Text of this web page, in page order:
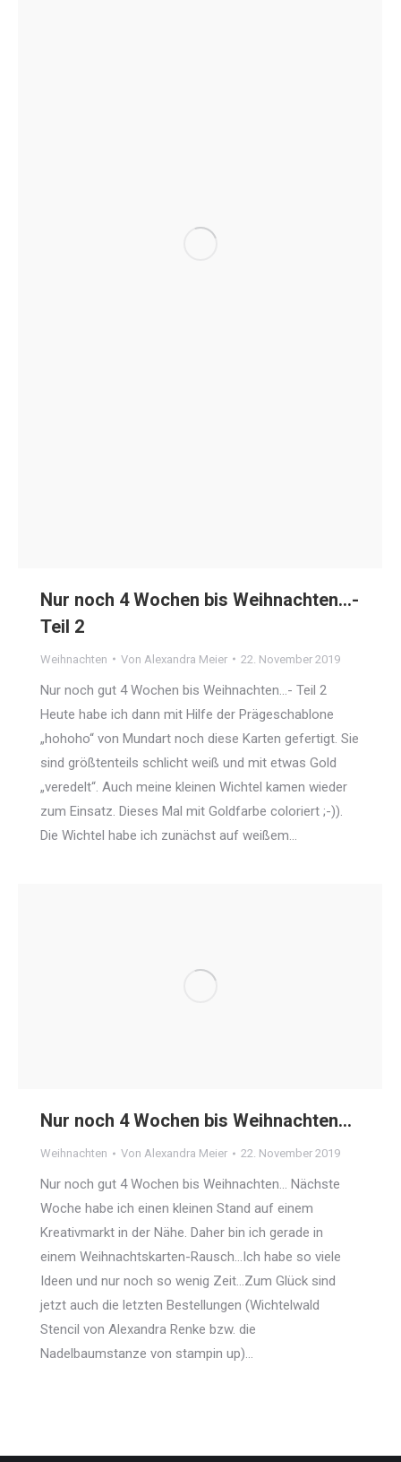
Nur noch 4 Wochen bis Weihnachten…-
Teil 2
Weihnachten Von Alexandra Meier 22. November 2019
Nur noch gut 4 Wochen bis Weihnachten…- Teil 2
Heute habe ich dann mit Hilfe der Prägeschablone
„hohoho“ von Mundart noch diese Karten gefertigt. Sie
sind größtenteils schlicht weiß und mit etwas Gold
„veredelt“. Auch meine kleinen Wichtel kamen wieder
zum Einsatz. Dieses Mal mit Goldfarbe coloriert ;-)).
Die Wichtel habe ich zunächst auf weißem…
Nur noch 4 Wochen bis Weihnachten…
Weihnachten Von Alexandra Meier 22. November 2019
Nur noch gut 4 Wochen bis Weihnachten… Nächste
Woche habe ich einen kleinen Stand auf einem
Kreativmarkt in der Nähe. Daher bin ich gerade in
einem Weihnachtskarten-Rausch…Ich habe so viele
Ideen und nur noch so wenig Zeit…Zum Glück sind
jetzt auch die letzten Bestellungen (Wichtelwald
Stencil von Alexandra Renke bzw. die
Nadelbaumstanze von stampin up)…